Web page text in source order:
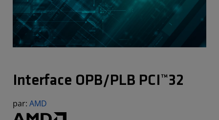
Interface OPB/PLB PCI™32
par: AMD